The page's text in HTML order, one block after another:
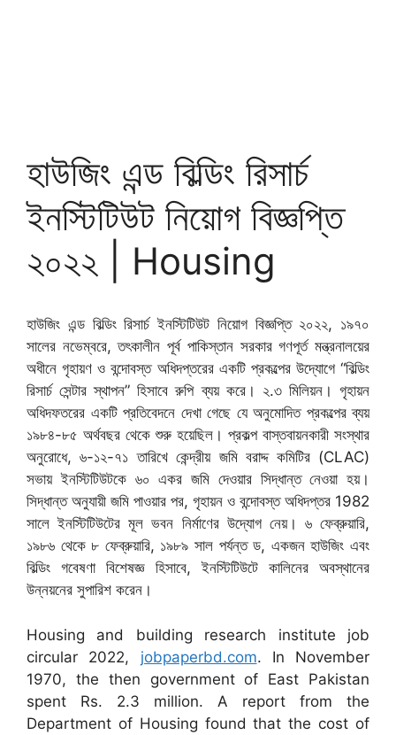
হাউজিং এন্ড বিল্ডিং রিসার্চ
ইনস্টিটিউট নিয়োগ বিজ্ঞপ্তি
২০২২ | Housing
হাউজিং এন্ড বিল্ডিং রিসার্চ ইনস্টিটিউট নিয়োগ বিজ্ঞপ্তি ২০২২, ১৯৭০
সালের নভেম্বরে, তৎকালীন পূর্ব পাকিস্তান সরকার গণপূর্ত মন্ত্রনালয়ের
অধীনে গৃহায়ণ ও বন্দোবস্ত অধিদপ্তরের একটি প্রকল্পের উদ্যোগে “বিল্ডিং
রিসার্চ সেন্টার স্থাপন” হিসাবে রুপি ব্যয় করে। ২.৩ মিলিয়ন। গৃহায়ন
অধিদফতরের একটি প্রতিবেদনে দেখা গেছে যে অনুমোদিত প্রকল্পের ব্যয়
১৯৮৪-৮৫ অর্থবছর থেকে শুরু হয়েছিল। প্রকল্প বাস্তবায়নকারী সংস্থার
অনুরোধে, ৬-১২-৭১ তারিখে কেন্দ্রীয় জমি বরাদ্দ কমিটির (CLAC)
সভায় ইনস্টিটিউটকে ৬০ একর জমি দেওয়ার সিদ্ধান্ত নেওয়া হয়।
সিদ্ধান্ত অনুযায়ী জমি পাওয়ার পর, গৃহায়ন ও বন্দোবস্ত অধিদপ্তর 1982
সালে ইনস্টিটিউটের মূল ভবন নির্মাণের উদ্যোগ নেয়। ৬ ফেব্রুয়ারি,
১৯৮৬ থেকে ৮ ফেব্রুয়ারি, ১৯৮৯ সাল পর্যন্ত ড, একজন হাউজিং এবং
বিল্ডিং গবেষণা বিশেষজ্ঞ হিসাবে, ইনস্টিটিউটে কালিনের অবস্থানের
উন্নয়নের সুপারিশ করেন।
Housing and building research institute job
circular 2022, jobpaperbd.com. In November
1970, the then government of East Pakistan
spent Rs. 2.3 million. A report from the
Department of Housing found that the cost of